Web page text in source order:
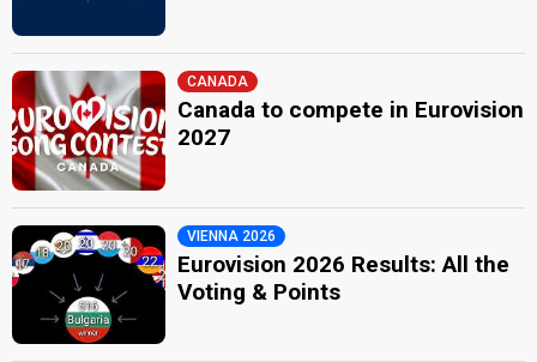
CANADA
Canada to compete in Eurovision
2027
VIENNA 2026
Eurovision 2026 Results: All the
Voting & Points